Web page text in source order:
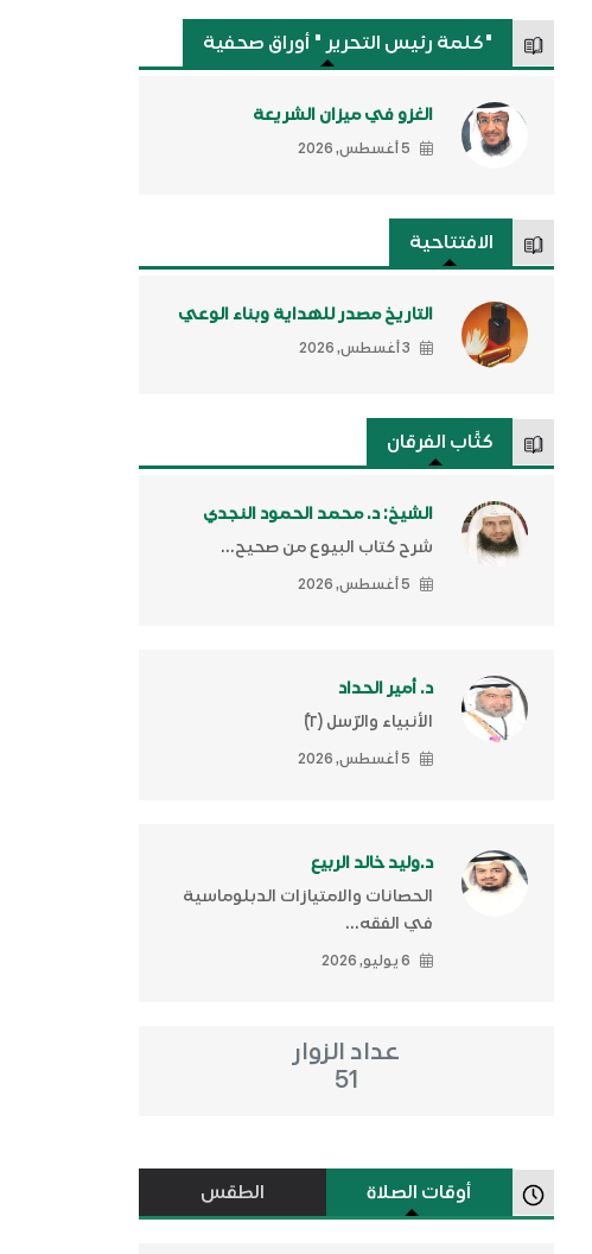
"كلمة رئيس التحرير " أوراق صحفية
الغزو في ميزان الشريعة
5 أغسطس, 2026
الافتتاحية
التاريخ مصدر للهداية وبناء الوعي
3 أغسطس, 2026
كتَّاب الفرقان
الشيخ: د. محمد الحمود النجدي
شرح كتاب البيوع من صحيح...
5 أغسطس, 2026
د. أمير الحداد
الأنبياء والرّسل (٢)ّ
5 أغسطس, 2026
د.وليد خالد الربيع
الحصانات والامتيازات الدبلوماسية
في الفقه...
6 يوليو, 2026
عداد الزوار
51
أوقات الصلاة الطقس